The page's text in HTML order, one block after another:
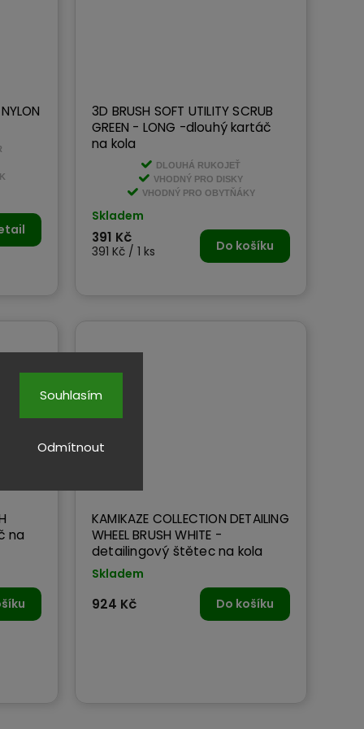
Odmítnout
Souhlasím
3D BRUSH SOFT UTILITY SCRUB
GREEN - LONG -dlouhý kartáč
na kola
DLOUHÁ RUKOJEŤ
VHODNÝ PRO DISKY
VHODNÝ PRO OBYTŇÁKY
Skladem
391 Kč
391 Kč / 1 ks Do košíku
KAMIKAZE COLLECTION DETAILING
WHEEL BRUSH WHITE -
detailingový štětec na kola
Skladem
924 Kč Do košíku